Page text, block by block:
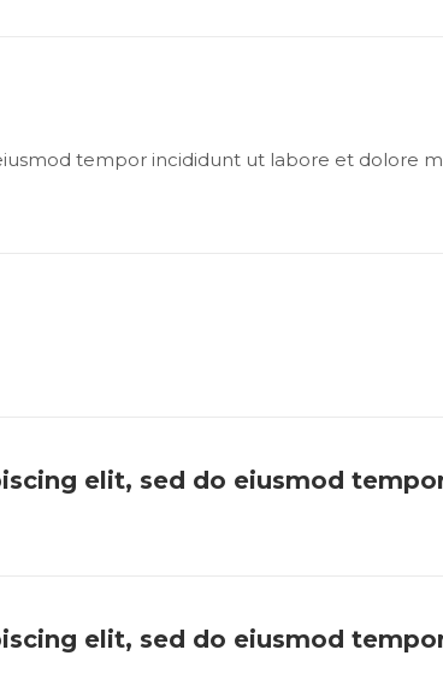
tempor incididunt ut labore et dolore
elit, sed do eiusmod
elit, sed do eiusmod